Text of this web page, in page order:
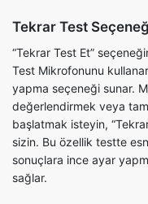
Tekrar Test
“Tekrar Test Et”
Test Mikrofonunu
yapma seçeneği sunar.
değerlendirmek veya
başlatmak isteyin,
sizin. Bu özellik testte
sonuçlara ince ayar
sağlar.